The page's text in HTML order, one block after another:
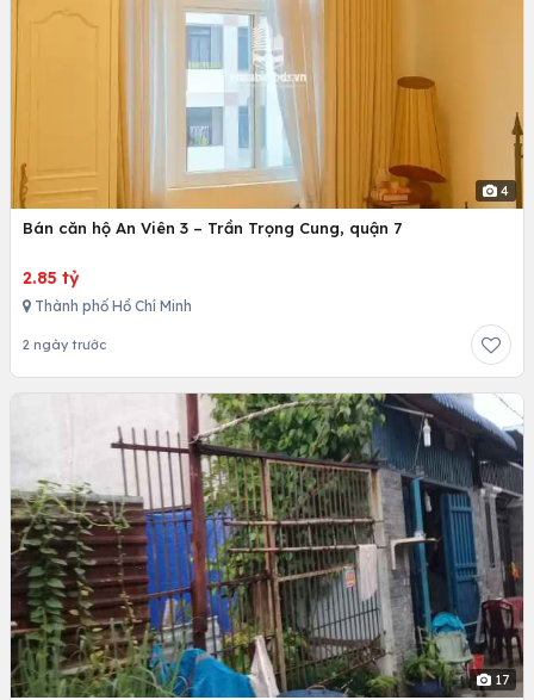
4
Bán căn hộ An Viên 3 – Trần Trọng Cung, quận 7
2.85 tỷ
Thành phố Hồ Chí Minh
2 ngày trước
17